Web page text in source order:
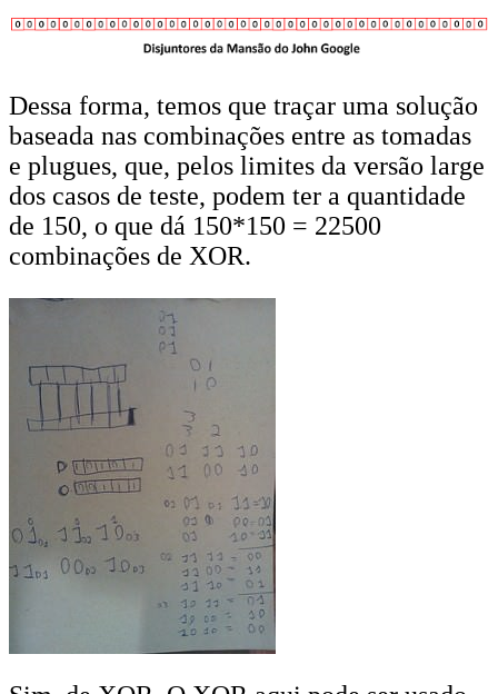
Dessa forma, temos que traçar uma solução
baseada nas combinações entre as tomadas
e plugues, que, pelos limites da versão large
dos casos de teste, podem ter a quantidade
de 150, o que dá 150*150 = 22500
combinações de XOR.